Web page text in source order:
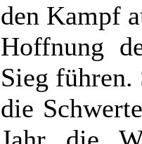
den Kampf
Hoffnung
Sieg führen.
die